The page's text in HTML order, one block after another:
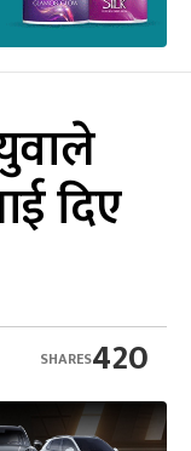
दिए
420
SHARES